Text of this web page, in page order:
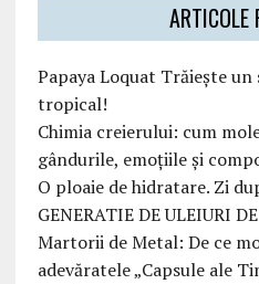
ARTICOLE
Papaya Loquat Trăiește
tropical!
Chimia creierului: cum
gândurile, emoțiile și
O ploaie de hidratare. Zi
GENERATIE DE ULEIURI
Martorii de Metal: De ce
adevăratele „Capsule ale